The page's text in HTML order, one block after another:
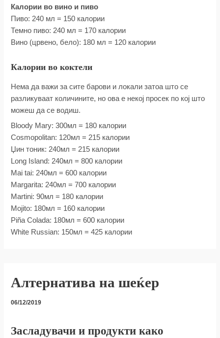
Калории во вино и пиво
Пиво: 240 мл = 150 калории
Темно пиво: 240 мл = 170 калории
Вино (црвено, бело): 180 мл = 120 калории
Калории во коктели
Нема да важи за сите барови и локали затоа што се
разликуваат количините, но ова е некој просек по кој што
можеш да се водиш.
Bloody Mary: 300мл = 180 калории
Cosmopolitan: 120мл = 215 калории
Џин тоник: 240мл = 215 калории
Long Island: 240мл = 800 калории
Mai tai: 240мл = 600 калории
Margarita: 240мл = 700 калории
Martini: 90мл = 180 калории
Mojito: 180мл = 160 калории
Piña Colada: 180мл = 600 калории
White Russian: 150мл = 425 калории
Алтернатива на шеќер
06/12/2019
Засладувачи и продукти како